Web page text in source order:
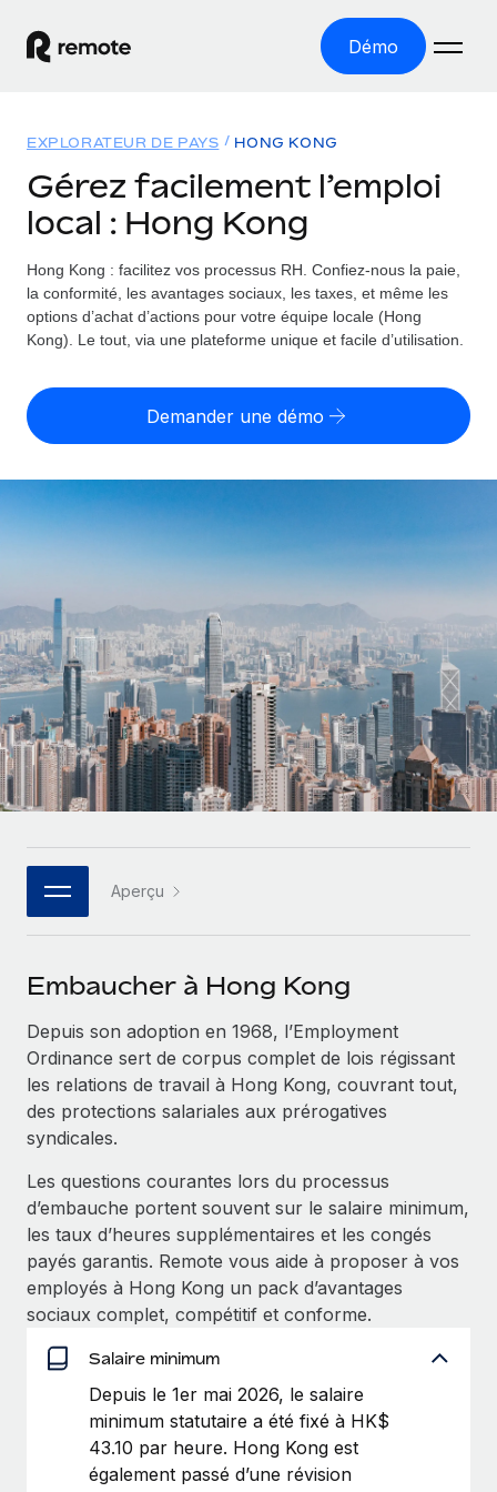
Démo
EMPLOI À L’INTERNATIONAL
Paie multipays
Gérez la paie facilement et en toute conformité
Employer of record
entités
Gestion des freelances
Sous-traitez les opérations complexes liées à l’emploi
INFRASTRUCTURE
Intégration Remote
Intégrez vos RH aux flux de travail en toute simplicité
Plateforme
Des fonctions RH clés intégrées pour votre équipe
Connectez n'importe quel outil d’IA à Remote grâce à
notre MCP
Rationalisez vos processus avec des outils essentiels
SERVICES
Demandez aux experts
Recevez des conseils d’experts sur les RH à
l’international et la conformité
Contrôles d’antécédents
Simplifiez vos processus de présélection des
candidats
Remote Watchtower
Gardez un temps d’avance sur les risques en
matière de conformité
Gestion des appareils
Achetez et suivez vos équipements informatiques
dans le monde entier
Solutions
COUVERTURE MONDIALE
Explorateur de pays
Toutes les informations sur l’emploi à l’international,
Explorateur des États-Unis (par État)
Simplifiez l’embauche à travers les différents États des
Comparer Remote
CROISSANCE
Start-ups
Des solutions agiles et internationales pour les RH et la
paie des entreprises en pleine croissance
Entreprises intermédiaires
Développez vos équipes avec des solutions RH sur
mesure
Entreprise
Les RH à l’international pour les grandes entreprises
Partenaires stratégiques de la tech
Devenir partenaire
Explorez avec nous vos opportunités de partenariat
Bientôt disponible
l’IA
ÉTUDES DE CAS
Ressources
OUTILS & CALCULATEURS
Évaluez le risque de requalification de contrat par pays
Calculez le coût total des employés dans n’importe quel
Calculateur de paiement des freelances
paiement pour vos freelances internationaux
APPRENDRE AVEC REMOTE
Recherche et guides
Études de cas
Checklists et modèles
Descriptions de postes
Salle de presse
Données sur les salaires et les talents
Centre de ressources
Obtenir de l’aide
Voir toutes les ressources
BLOG
EOR et PEO
Gestion des freelances
Taxes
Tarification
English (United States)
Nederlands
Français
Deutsch
Español
Italiano
Português (Portugal)
日本語
한국어
Connexion
EXPLORATEUR DE PAYS HONG KONG
Gérez facilement l’emploi
local : Hong Kong
Hong Kong : facilitez vos processus RH. Confiez-nous la paie,
la conformité, les avantages sociaux, les taxes, et même les
options d’achat d’actions pour votre équipe locale (Hong
Kong). Le tout, via une plateforme unique et facile d’utilisation.
Demander une démo
Aperçu
Embaucher à Hong Kong
Depuis son adoption en 1968, l’Employment
Ordinance sert de corpus complet de lois régissant
les relations de travail à Hong Kong, couvrant tout,
des protections salariales aux prérogatives
syndicales.
Les questions courantes lors du processus
d’embauche portent souvent sur le salaire minimum,
les taux d’heures supplémentaires et les congés
payés garantis. Remote vous aide à proposer à vos
employés à Hong Kong un pack d’avantages
sociaux complet, compétitif et conforme.
Salaire minimum
Depuis le 1er mai 2026, le salaire
minimum statutaire a été fixé à HK$
43.10 par heure. Hong Kong est
également passé d’une révision